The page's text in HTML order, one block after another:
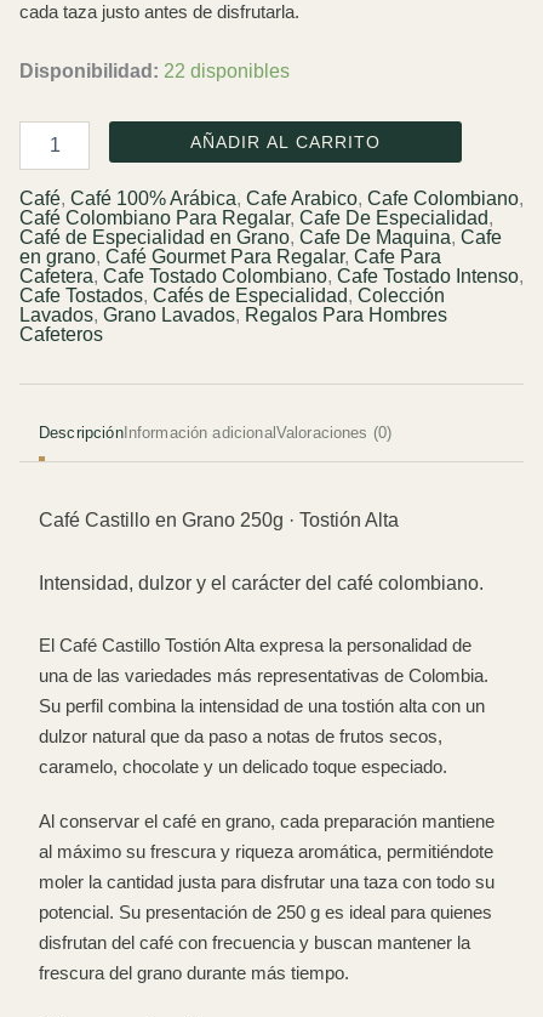
cada taza justo antes de disfrutarla.
Disponibilidad: 22 disponibles
Castillo
Tostión
Alta
de
250g
cantidad
AÑADIR AL CARRITO
Café, Café 100% Arábica, Cafe Arabico, Cafe Colombiano,
Café Colombiano Para Regalar, Cafe De Especialidad,
Café de Especialidad en Grano, Cafe De Maquina, Cafe
en grano, Café Gourmet Para Regalar, Cafe Para
Cafetera, Cafe Tostado Colombiano, Cafe Tostado Intenso,
Cafe Tostados, Cafés de Especialidad, Colección
Lavados, Grano Lavados, Regalos Para Hombres
Cafeteros
DescripciónInformación adicional Valoraciones (0)
Café Castillo en Grano 250g · Tostión Alta
Intensidad, dulzor y el carácter del café colombiano.
El Café Castillo Tostión Alta expresa la personalidad de
una de las variedades más representativas de Colombia.
Su perfil combina la intensidad de una tostión alta con un
dulzor natural que da paso a notas de frutos secos,
caramelo, chocolate y un delicado toque especiado.
Al conservar el café en grano, cada preparación mantiene
al máximo su frescura y riqueza aromática, permitiéndote
moler la cantidad justa para disfrutar una taza con todo su
potencial. Su presentación de 250 g es ideal para quienes
disfrutan del café con frecuencia y buscan mantener la
frescura del grano durante más tiempo.